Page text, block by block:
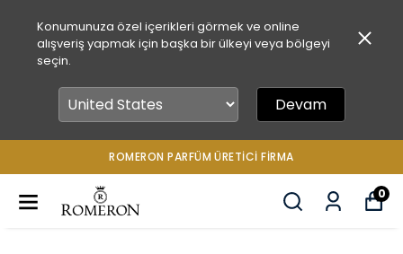
Konumunuza özel içerikleri görmek ve online
alışveriş yapmak için başka bir ülkeyi veya bölgeyi
seçin.
Devam
ROMERON PARFÜM ÜRETICI FIRMA
0